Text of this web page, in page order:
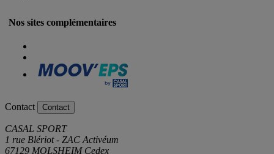
Nos sites complémentaires
Contact Contact
CASAL SPORT
1 rue Blériot - ZAC Activéum
67129 MOLSHEIM Cedex